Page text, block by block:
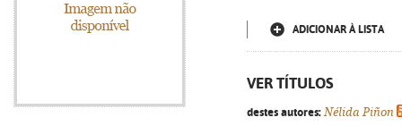
ADICIONAR À LISTA
VER TÍTULOS
destes autores: Nélida Piñon